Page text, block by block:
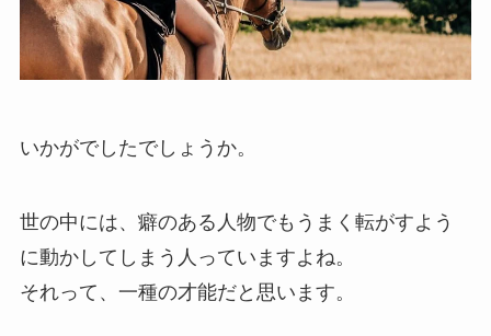
いかがでしたでしょうか。
世の中には、癖のある人物でもうまく転がすよう
に動かしてしまう人っていますよね。
それって、一種の才能だと思います。